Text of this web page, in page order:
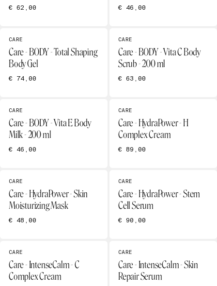
€ 62,00 € 46,00
CARE
Care - BODY - Total Shaping
Body Gel
€ 74,00
CARE
Care - BODY - Vita C Body
Scrub - 200 ml
€ 63,00
CARE
Care - BODY - Vita E Body
Milk - 200 ml
€ 46,00
CARE
Care - HydraPower - H
Complex Cream
€ 89,00
CARE
Care - HydraPower - Skin
Moisturizing Mask
€ 48,00
CARE
Care - HydraPower - Stem
Cell Serum
€ 90,00
CARE
Care - IntenseCalm - C
Complex Cream
CARE
Care - IntenseCalm - Skin
Repair Serum